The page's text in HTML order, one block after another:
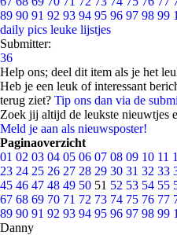
89 90 91 92 93 94 95 96 97 98 99
daily pics leuke lijstjes
Submitter:
36
Help ons; deel dit item als je het
Heb je een leuk of interessant
terug ziet? Tip ons dan via de
Zoek jij altijd de leukste nieuwtjes
Meld je aan als nieuwsposter!
Paginaoverzicht
01 02 03 04 05 06 07 08 09 10 11
23 24 25 26 27 28 29 30 31 32 33
45 46 47 48 49 50 51 52 53 54 55
67 68 69 70 71 72 73 74 75 76 77
89 90 91 92 93 94 95 96 97 98 99
Danny